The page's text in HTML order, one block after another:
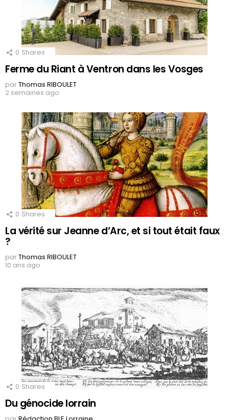
0 Shares
Ferme du Riant à Ventron dans les Vosges
parThomas RIBOULET
2 semaines ago
0 Shares
La vérité sur Jeanne d’Arc, et si tout était faux
?
parThomas RIBOULET
10 ans ago
0 Shares
Du génocide lorrain